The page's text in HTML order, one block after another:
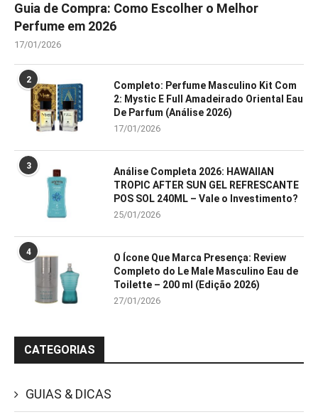
Guia de Compra: Como Escolher o Melhor
Perfume em 2026
17/01/2026
2
Completo: Perfume Masculino Kit Com
2: Mystic E Full Amadeirado Oriental Eau
De Parfum (Análise 2026)
17/01/2026
3
Análise Completa 2026: HAWAIIAN
TROPIC AFTER SUN GEL REFRESCANTE
POS SOL 240ML – Vale o Investimento?
25/01/2026
4
O Ícone Que Marca Presença: Review
Completo do Le Male Masculino Eau de
Toilette – 200 ml (Edição 2026)
27/01/2026
CATEGORIAS
GUIAS & DICAS